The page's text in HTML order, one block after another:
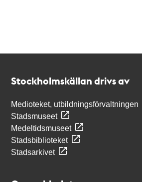
Stockholmskällan drivs av
Medioteket, utbildningsförvaltningen
Stadsmuseet
Medeltidsmuseet
Stadsbiblioteket
Stadsarkivet